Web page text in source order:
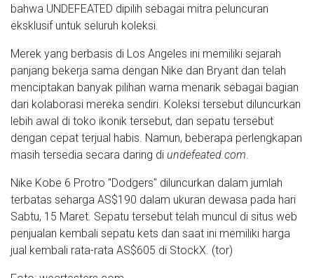
bahwa UNDEFEATED dipilih sebagai mitra peluncuran
eksklusif untuk seluruh koleksi.
Merek yang berbasis di Los Angeles ini memiliki sejarah
panjang bekerja sama dengan Nike dan Bryant dan telah
menciptakan banyak pilihan warna menarik sebagai bagian
dari kolaborasi mereka sendiri. Koleksi tersebut diluncurkan
lebih awal di toko ikonik tersebut, dan sepatu tersebut
dengan cepat terjual habis. Namun, beberapa perlengkapan
masih tersedia secara daring di undefeated.com.
Nike Kobe 6 Protro "Dodgers" diluncurkan dalam jumlah
terbatas seharga AS$190 dalam ukuran dewasa pada hari
Sabtu, 15 Maret. Sepatu tersebut telah muncul di situs web
penjualan kembali sepatu kets dan saat ini memiliki harga
jual kembali rata-rata AS$605 di StockX. (tor)